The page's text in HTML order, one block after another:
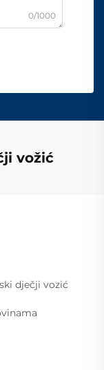
0/1000
vožić
dječji vozić